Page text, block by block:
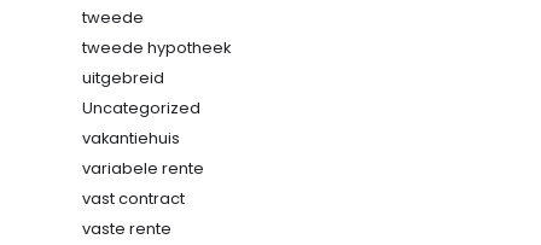
tweede
tweede hypotheek
uitgebreid
Uncategorized
vakantiehuis
variabele rente
vast contract
vaste rente